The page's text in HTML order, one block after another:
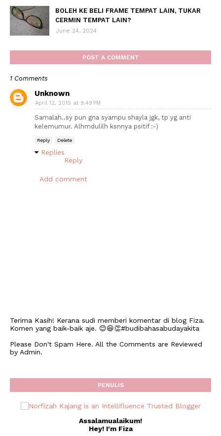
BOLEH KE BELI FRAME TEMPAT LAIN, TUKAR
CERMIN TEMPAT LAIN?
June 24, 2024
POST A COMMENT
1 Comments
Unknown
April 12, 2015 at 9:49 PM
Samalah..sy pun gna syampu shayla jgk, tp yg anti
kelemumur. Alhmdulilh ksnnya psitif :-)
Reply Delete
Replies
Reply
Add comment
Terima Kasih! Kerana sudi memberi komentar di blog Fiza.
Komen yang baik-baik aje. 😊😆👏#budibahasabudayakita
Please Don't Spam Here. All the Comments are Reviewed
by Admin.
PENULIS
Assalamualaikum!
Hey! I'm Fiza